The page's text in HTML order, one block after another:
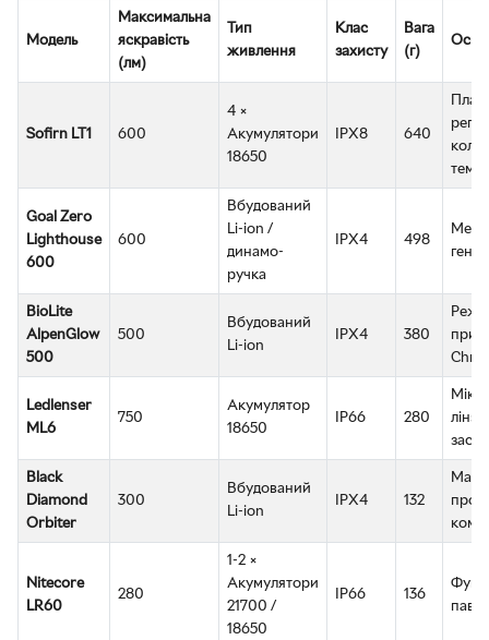
Модель
Максимальна
яскравість
(лм)
Тип
живлення
Клас
захисту
Вага
(г)
Sofirn LT1 600
4 ×
Акумулятори
18650
IPX8 640
Goal Zero
Lighthouse
600
600
Вбудований
Li-ion /
динамо-
ручка
IPX4 498
BioLite
AlpenGlow
500
500
Вбудований
Li-ion
IPX4 380
Ledlenser
ML6
750
Акумулятор
18650
IP66 280
Black
Diamond
Orbiter
300
Вбудований
Li-ion
IPX4 132
Nitecore
LR60
280
1-2 ×
Акумулятори
21700 /
18650
IP66 136